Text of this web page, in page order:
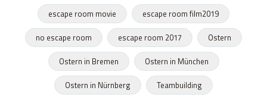
escape room movie
escape room film2019
no escape room
escape room 2017
Ostern
Ostern in Bremen
Ostern in München
Ostern in Nürnberg
Teambuilding